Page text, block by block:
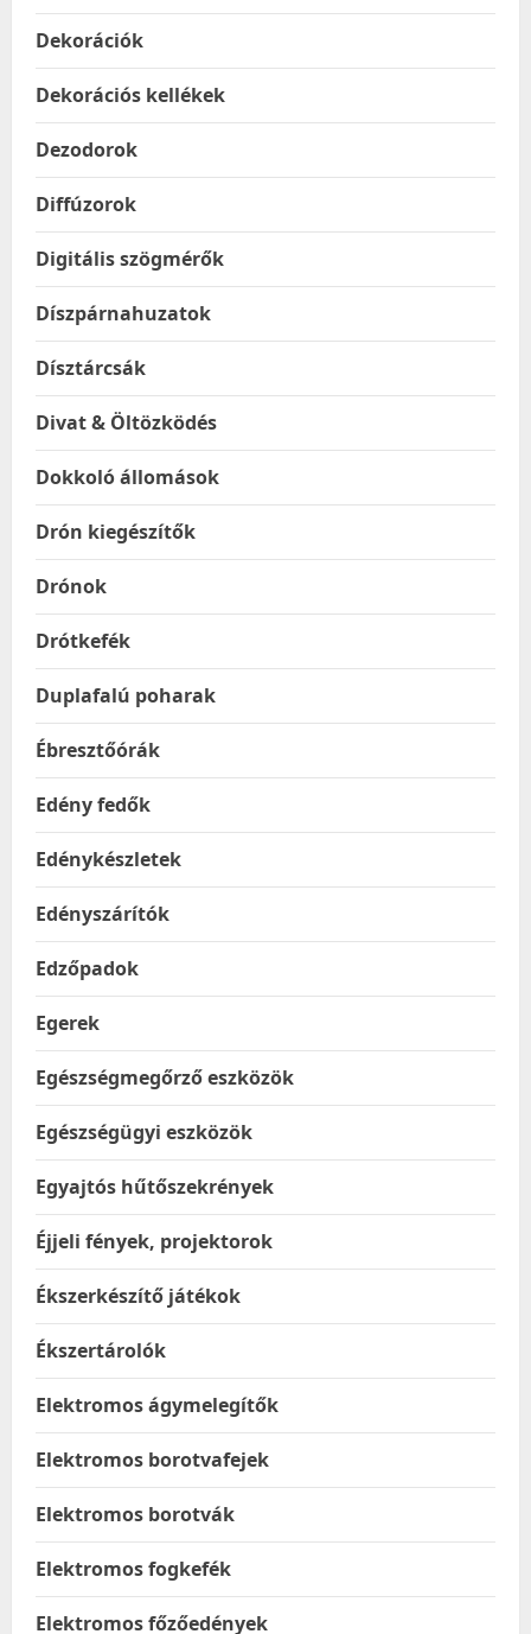
Dekorációk
Dekorációs kellékek
Dezodorok
Diffúzorok
Digitális szögmérők
Díszpárnahuzatok
Dísztárcsák
Divat & Öltözködés
Dokkoló állomások
Drón kiegészítők
Drónok
Drótkefék
Duplafalú poharak
Ébresztőórák
Edény fedők
Edénykészletek
Edényszárítók
Edzőpadok
Egerek
Egészségmegőrző eszközök
Egészségügyi eszközök
Egyajtós hűtőszekrények
Éjjeli fények, projektorok
Ékszerkészítő játékok
Ékszertárolók
Elektromos ágymelegítők
Elektromos borotvafejek
Elektromos borotvák
Elektromos fogkefék
Elektromos főzőedények